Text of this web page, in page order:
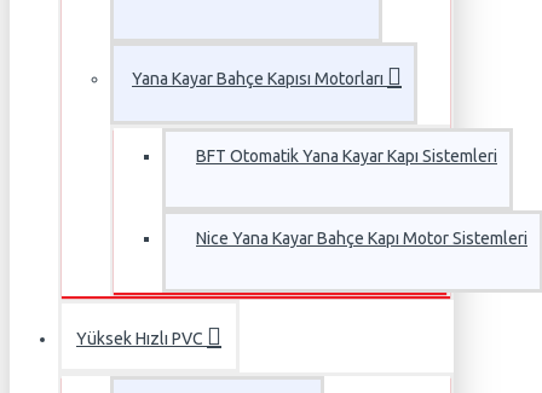
Yana Kayar Bahçe Kapısı Motorları
BFT Otomatik Yana Kayar Kapı Sistemleri
Nice Yana Kayar Bahçe Kapı Motor Sistemleri
Yüksek Hızlı PVC